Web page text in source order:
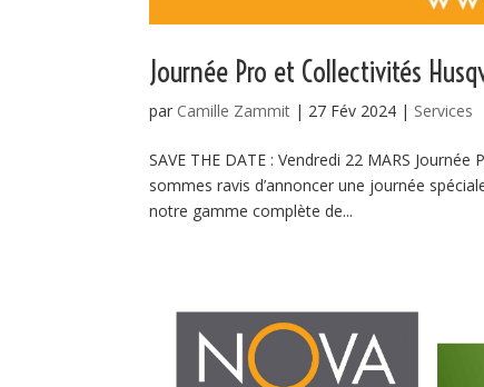
Journée Pro et Collectivités
par Camille Zammit | 27 Fév 2024 | Services
SAVE THE DATE : Vendredi 22 MARS
sommes ravis d’annoncer une journée
notre gamme complète de...